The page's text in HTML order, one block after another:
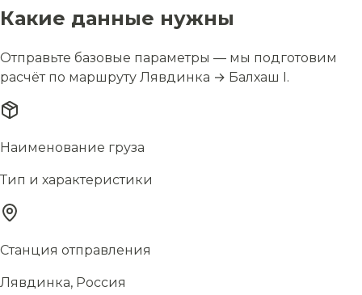
Какие данные нужны
Отправьте базовые параметры — мы подготовим
расчёт по маршруту Лявдинка → Балхаш I.
Наименование груза
Тип и характеристики
Станция отправления
Лявдинка, Россия